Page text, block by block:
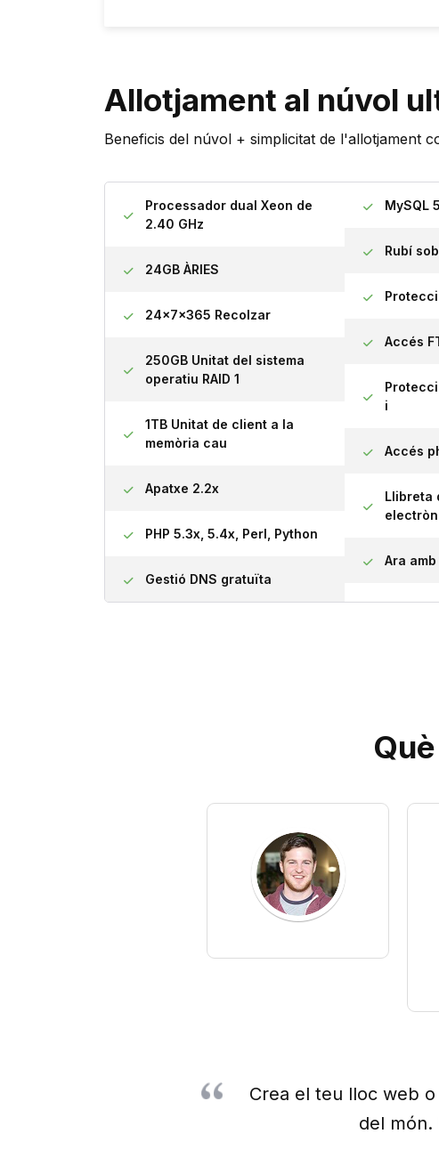
Allotjament al núvol
Beneficis del núvol + simplicitat de l'allotjament
Processador dual Xeon de
2.40 GHz
24GB ÀRIES
24x7x365 Recolzar
250GB Unitat del sistema
operatiu RAID 1
1TB Unitat de client a la
memòria cau
Apatxe 2.2x
PHP 5.3x, 5.4x, Perl, Python
Gestió DNS gratuïta
MySQL 5
Rubí
Accés
i
Accés
Llibreta
Ara
Crea el teu lloc web
del món.